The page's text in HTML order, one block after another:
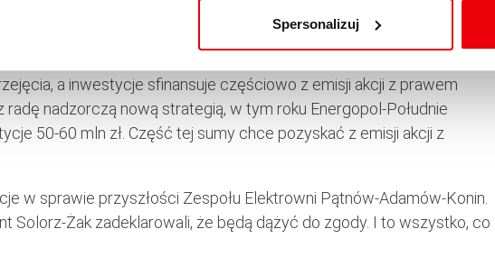
Spersonalizuj
pozycję w podstawowych obszarach działalności oraz zająć się
a inwestycje sfinansuje częściowo z emisji akcji z prawem
nadzorczą nową strategią, w tym roku Energopol-Południe
50-60 mln zł. Część tej sumy chce pozyskać z emisji akcji z
w sprawie przyszłości Zespołu Elektrowni Pątnów-Adamów-Konin.
Solorz-Żak zadeklarowali, że będą dążyć do zgody. I to wszystko, co